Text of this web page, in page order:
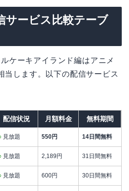
サービス比較テーブ
ケーキアイランド編はアニメ
当します。以下の配信サービス
配信状況 月額料金 無料期間
見放題 550円 14日間無料
見放題 2,189円 31日間無料
見放題 600円 30日間無料